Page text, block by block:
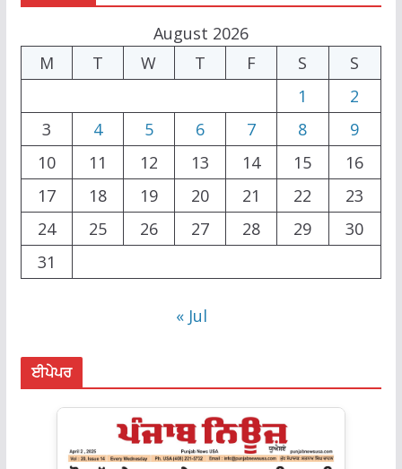
August 2026
M
T W T F S
S
1
2
3
4 5 6 7 8
9
10
11 12 13 14 15
16
17
18 19 20 21 22
23
24
25 26 27 28 29
30
31
« Jul
ਈਪੇਪਰ